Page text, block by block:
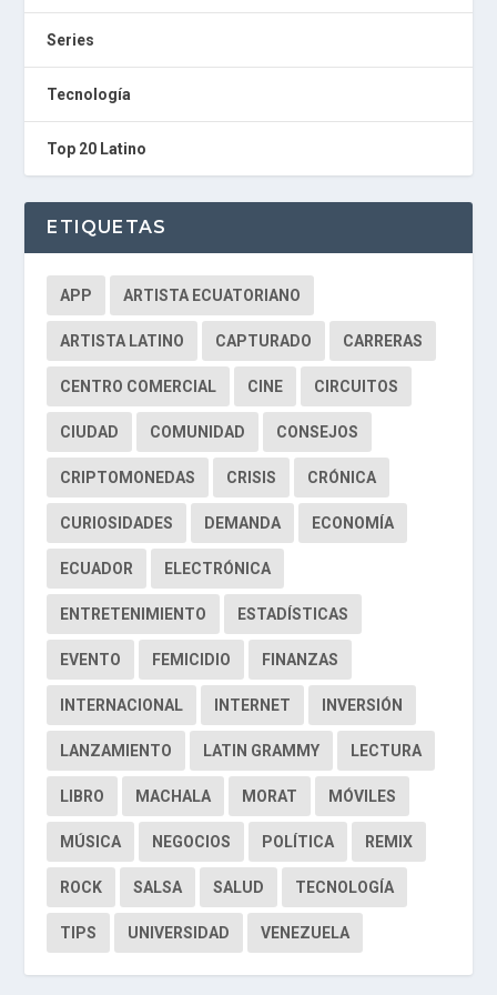
G
E
U
A
I
Z
Radio Digital de Machala
banda la bocana - mete y saca
Series
Tecnología
Top 20 Latino
ETIQUETAS
APP ARTISTA ECUATORIANO
ARTISTA LATINO CAPTURADO CARRERAS
CENTRO COMERCIAL CINE CIRCUITOS
CIUDAD COMUNIDAD CONSEJOS
CRIPTOMONEDAS CRISIS CRÓNICA
CURIOSIDADES DEMANDA ECONOMÍA
ECUADOR ELECTRÓNICA
ENTRETENIMIENTO ESTADÍSTICAS
EVENTO FEMICIDIO FINANZAS
INTERNACIONAL INTERNET INVERSIÓN
LANZAMIENTO LATIN GRAMMY LECTURA
LIBRO MACHALA MORAT MÓVILES
MÚSICA NEGOCIOS POLÍTICA REMIX
ROCK SALSA SALUD TECNOLOGÍA
TIPS UNIVERSIDAD VENEZUELA